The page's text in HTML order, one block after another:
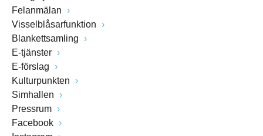
Felanmälan
Visselblåsarfunktion
Blankettsamling
E-tjänster
E-förslag
Kulturpunkten
Simhallen
Pressrum
Facebook